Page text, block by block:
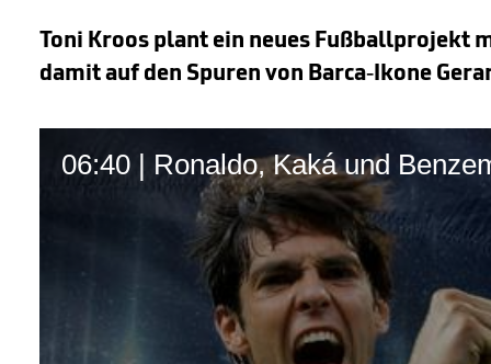
Toni Kroos plant ein neues Fußballprojekt
damit auf den Spuren von Barca-Ikone
06:40 | Ronaldo, Kaká und